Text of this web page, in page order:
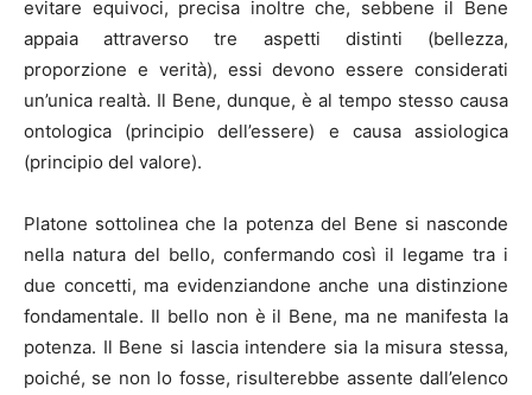
evitare equivoci, precisa inoltre che, sebbene il Bene
appaia attraverso tre aspetti distinti (bellezza,
proporzione e verità), essi devono essere considerati
un’unica realtà. Il Bene, dunque, è al tempo stesso causa
ontologica (principio dell’essere) e causa assiologica
(principio del valore).
Platone sottolinea che la potenza del Bene si nasconde
nella natura del bello, confermando così il legame tra i
due concetti, ma evidenziandone anche una distinzione
fondamentale. Il bello non è il Bene, ma ne manifesta la
potenza. Il Bene si lascia intendere sia la misura stessa,
poiché, se non lo fosse, risulterebbe assente dall’elenco